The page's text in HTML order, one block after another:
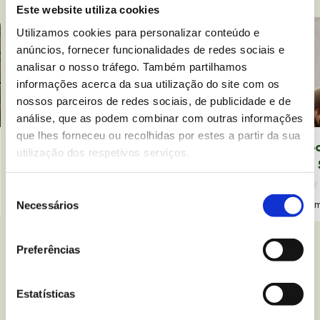
Este website utiliza cookies
Utilizamos cookies para personalizar conteúdo e
anúncios, fornecer funcionalidades de redes sociais e
analisar o nosso tráfego. Também partilhamos
informações acerca da sua utilização do site com os
nossos parceiros de redes sociais, de publicidade e de
análise, que as podem combinar com outras informações
que lhes forneceu ou recolhidas por estes a partir da sua
utilização dos respetivos serviços.
Necessários
Preferências
Estatísticas
Sushi Roll de Chocolate Sem
35 min 30